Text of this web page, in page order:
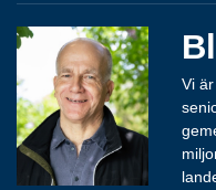
Vi